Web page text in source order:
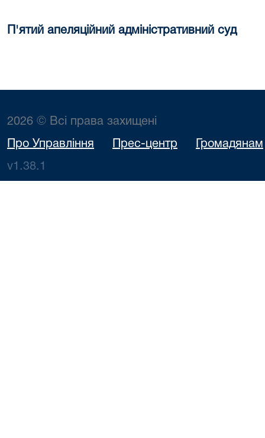
П'ятий апеляційний адміністративний суд
2026 © Всі права захищені
Про Управління Прес-центр Громадянам
v1.38.1